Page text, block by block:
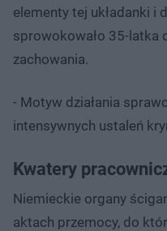
elementy tej układanki i
sprowokowało 35-latka
zachowania.
- Motyw działania
intensywnych ustaleń
Kwatery
Niemieckie organy
aktach przemocy, do